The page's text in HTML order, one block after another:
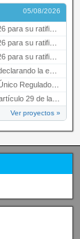
05/08/2026
su ratificación.
su ratificación.
su ratificación.
servicio educativ…
públicos de la …
provincial N° 1399…
Ver proyectos »